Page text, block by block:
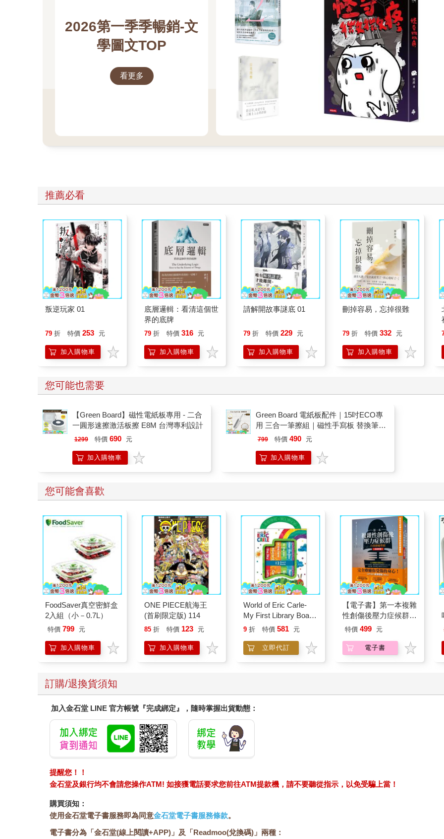
2026第一季季暢銷-文
學圖文TOP
看更多
推薦必看
叛逆玩家 01
79 折 特價 253 元
加入購物車
底層邏輯：看清這個世
界的底牌
79 折 特價 316 元
加入購物車
請解開故事謎底 01
79 折 特價 229 元
加入購物車
刪掉容易，忘掉很難
79 折 特價 332 元
加入購物車
您可能也需要
【Green Board】磁性電紙板專用 - 二合
一圓形速擦激活板擦 E8M 台灣專利設計
1299 特價 690 元
加入購物車
Green Board 電紙板配件｜15吋ECO專
用 三合一筆擦組｜磁性手寫板 替換筆
板擦
799 特價 490 元
加入購物車
您可能會喜歡
FoodSaver真空密鮮盒
2入組（小－0.7L）
特價 799 元
加入購物車
ONE PIECE航海王
(首刷限定版) 114
85 折 特價 123 元
加入購物車
World of Eric Carle-
My First Library Board
Book Block Set
9 折 特價 581 元
立即代訂
【電子書】第一本複雜
性創傷後壓力症候群自
我療癒聖經（長銷典
特價 499 元
電子書
訂購/退換貨須知
加入金石堂 LINE 官方帳號『完成綁定』，隨時掌握出貨動態：
提醒您！！
金石堂及銀行均不會請您操作ATM! 如接獲電話要求您前往ATM提款機，請不要聽從指示，以免受騙上當！
購買須知：
使用金石堂電子書服務即為同意金石堂電子書服務條款。
電子書分為「金石堂(線上閱讀+APP)」及「Readmoo(兌換碼)」兩種：